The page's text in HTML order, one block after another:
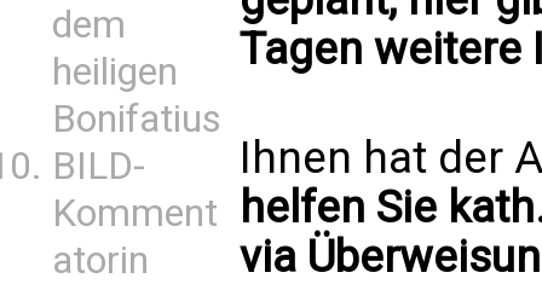
dem
heiligen
Bonifatius
BILD-
Komment
atorin
Tagen weitere
Ihnen hat der
helfen Sie
via